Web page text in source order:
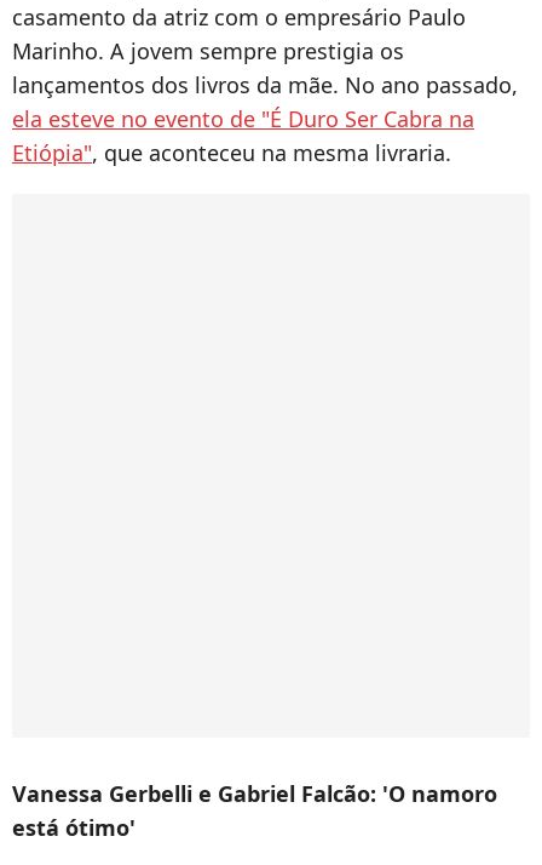
casamento da atriz com o empresário Paulo
Marinho. A jovem sempre prestigia os
lançamentos dos livros da mãe. No ano passado,
ela esteve no evento de "É Duro Ser Cabra na
Etiópia", que aconteceu na mesma livraria.
Vanessa Gerbelli e Gabriel Falcão: 'O namoro
está ótimo'